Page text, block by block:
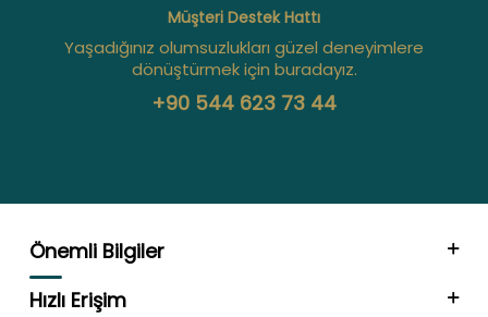
Müşteri Destek Hattı
Yaşadığınız olumsuzlukları güzel deneyimlere
dönüştürmek için buradayız.
+90 544 623 73 44
Önemli Bilgiler
Hızlı Erişim